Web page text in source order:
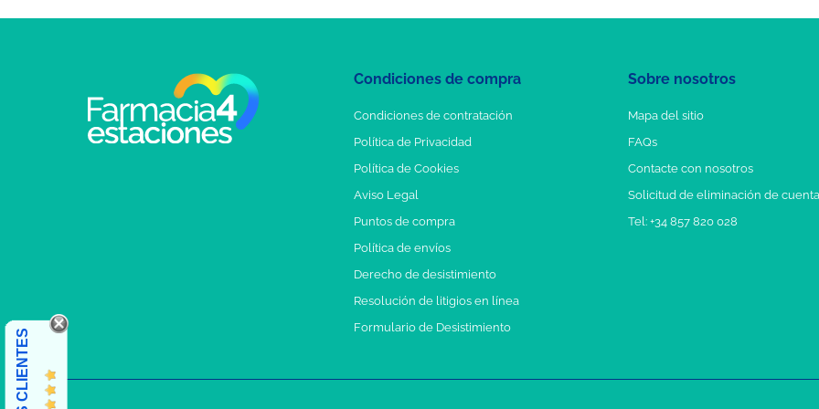
Condiciones de compra
Condiciones de contratación
Política de Privacidad
Política de Cookies
Aviso Legal
Puntos de compra
Política de envíos
Derecho de desistimiento
Resolución de litigios en línea
Formulario de Desistimiento
Sobre nosotros
Mapa del sitio
FAQs
Contacte con nosotros
Solicitud de eliminación de cuenta
Tel: +34 857 820 028